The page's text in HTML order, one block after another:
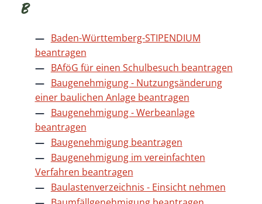
B
Baden-Württemberg-STIPENDIUM
beantragen
BAföG für einen Schulbesuch beantragen
Baugenehmigung - Nutzungsänderung
einer baulichen Anlage beantragen
Baugenehmigung - Werbeanlage
beantragen
Baugenehmigung beantragen
Baugenehmigung im vereinfachten
Verfahren beantragen
Baulastenverzeichnis - Einsicht nehmen